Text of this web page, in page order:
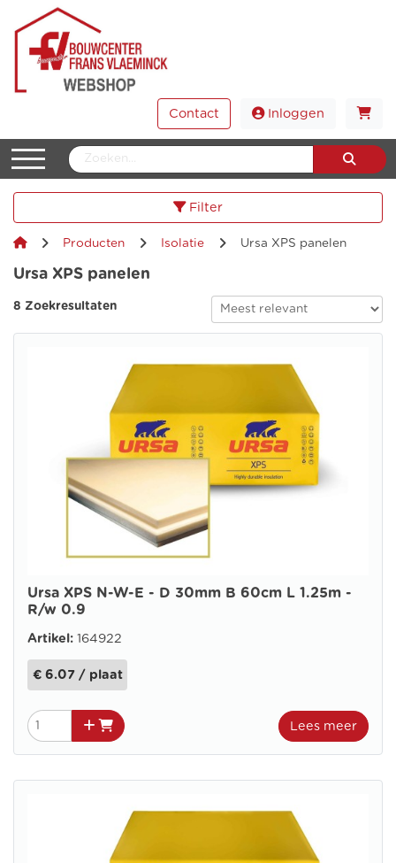
Contact Inloggen
Filter
Producten Isolatie Ursa XPS panelen
Ursa XPS panelen
8 Zoekresultaten
Ursa XPS N-W-E - D 30mm B 60cm L 1.25m -
R/w 0.9
Artikel: 164922
€ 6.07 / plaat
Lees meer